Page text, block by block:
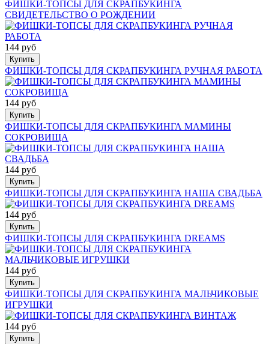
ФИШКИ-ТОПСЫ ДЛЯ СКРАПБУКИНГА
СВИДЕТЕЛЬСТВО О РОЖДЕНИИ
144 руб
Купить
ФИШКИ-ТОПСЫ ДЛЯ СКРАПБУКИНГА РУЧНАЯ РАБОТА
144 руб
Купить
ФИШКИ-ТОПСЫ ДЛЯ СКРАПБУКИНГА МАМИНЫ
СОКРОВИЩА
144 руб
Купить
ФИШКИ-ТОПСЫ ДЛЯ СКРАПБУКИНГА НАША СВАДЬБА
144 руб
Купить
ФИШКИ-ТОПСЫ ДЛЯ СКРАПБУКИНГА DREAMS
144 руб
Купить
ФИШКИ-ТОПСЫ ДЛЯ СКРАПБУКИНГА МАЛЬЧИКОВЫЕ
ИГРУШКИ
144 руб
Купить